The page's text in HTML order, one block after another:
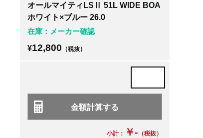
オールマイティLSⅡ 51L WIDE BOA
ホワイト×ブルー 26.0
在庫：メーカー確認
¥12,800 （税抜）
小計： ￥- （税抜）